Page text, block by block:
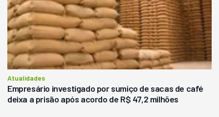
Atualidades
Empresário investigado por sumiço de sacas de café
deixa a prisão após acordo de R$ 47,2 milhões